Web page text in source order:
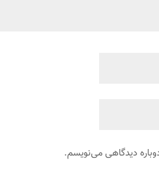
دیدگاهی می‌نویسم.